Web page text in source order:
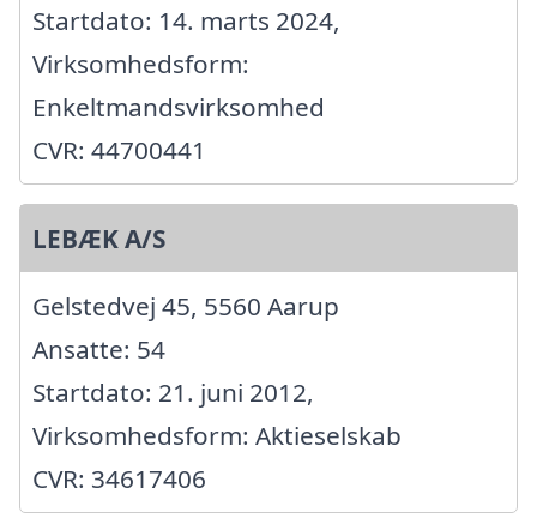
Startdato: 14. marts 2024,
Virksomhedsform:
Enkeltmandsvirksomhed
CVR: 44700441
LEBÆK A/S
Gelstedvej 45, 5560 Aarup
Ansatte: 54
Startdato: 21. juni 2012,
Virksomhedsform: Aktieselskab
CVR: 34617406